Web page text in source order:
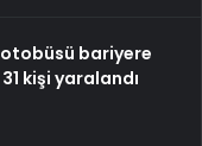
bariyere
kişi yaralandı